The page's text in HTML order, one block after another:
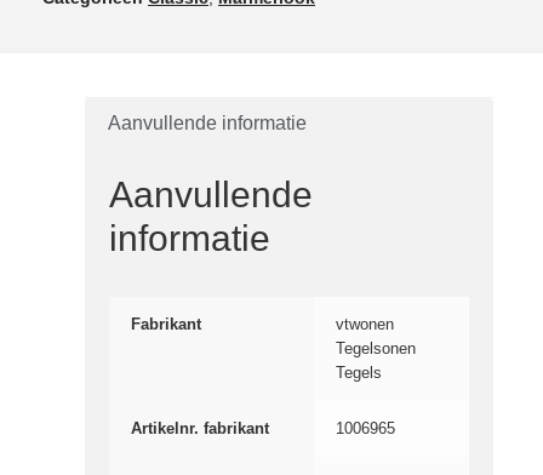
Aanvullende informatie
Aanvullende
informatie
Fabrikant
vtwonen
Tegelsonen
Tegels
Artikelnr. fabrikant 1006965